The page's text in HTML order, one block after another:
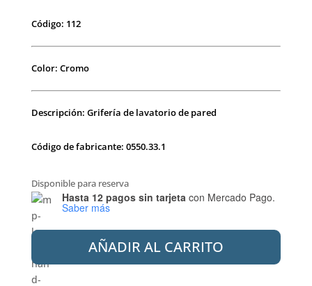
Código: 112
Color: Cromo
Descripción: Grifería de lavatorio de pared
Código de fabricante: 0550.33.1
Disponible para reserva
Hasta 12 pagos sin tarjetacon Mercado Pago.
Saber más
ANDEZ
0550.33.1.04.04
LAVATORIO
DE
AÑADIR AL CARRITO